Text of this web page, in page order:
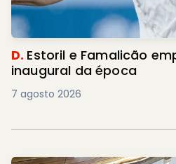
D. Estoril e Famalicão
inaugural da época
7 agosto 2026